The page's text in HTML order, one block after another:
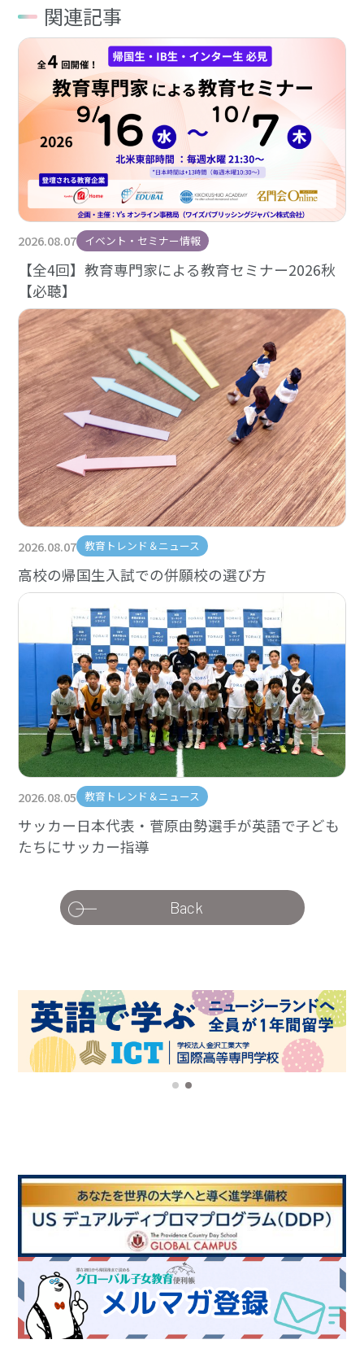
関連記事
2026.08.07 イベント・セミナー情報
【全4回】教育専門家による教育セミナー2026秋
【必聴】
2026.08.07 教育トレンド＆ニュース
高校の帰国生入試での併願校の選び方
2026.08.05 教育トレンド＆ニュース
サッカー日本代表・菅原由勢選手が英語で子ども
たちにサッカー指導
Back